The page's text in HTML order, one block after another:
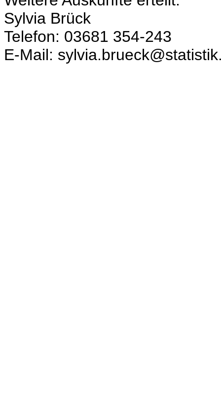
Sylvia Brück
Telefon: 03681 354-243
E-Mail: